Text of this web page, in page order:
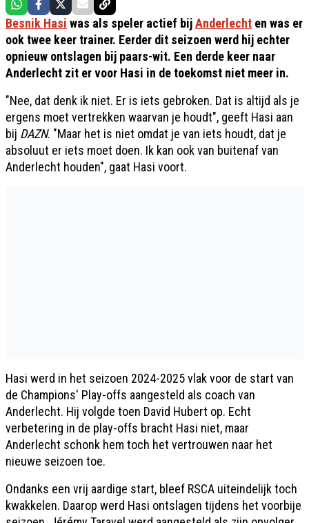
Besnik Hasi was als speler actief bijAnderlecht en was er
ook twee keer trainer. Eerder dit seizoen werd hij echter
opnieuw ontslagen bij paars-wit. Een derde keer naar
Anderlecht zit er voor Hasi in de toekomst niet meer in.
"Nee, dat denk ik niet. Er is iets gebroken. Dat is altijd als je
ergens moet vertrekken waarvan je houdt", geeft Hasi aan
bij DAZN. "Maar het is niet omdat je van iets houdt, dat je
absoluut er iets moet doen. Ik kan ook van buitenaf van
Anderlecht houden", gaat Hasi voort.
Hasi werd in het seizoen 2024-2025 vlak voor de start van
de Champions' Play-offs aangesteld als coach van
Anderlecht. Hij volgde toen David Hubert op. Echt
verbetering in de play-offs bracht Hasi niet, maar
Anderlecht schonk hem toch het vertrouwen naar het
nieuwe seizoen toe.
Ondanks een vrij aardige start, bleef RSCA uiteindelijk toch
kwakkelen. Daarop werd Hasi ontslagen tijdens het voorbije